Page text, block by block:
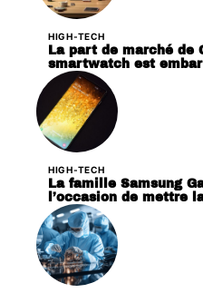
HIGH-TECH
La part de marché de
smartwatch est
HIGH-TECH
La famille Samsung
l’occasion de mettre